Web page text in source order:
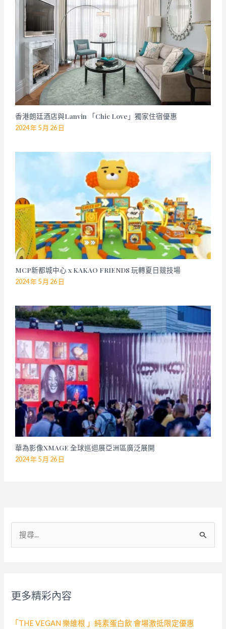
香港朗廷酒店與Lanvin 「Chic Love」獨家住宿優惠
2024 年 5 月 26 日
MCP新都城中心 x KAKAO FRIENDS 玩轉夏日競技場
2024 年 5 月 26 日
華為影像XMAGE 全球巡迴展亞洲區廣泛展開
2024 年 5 月 26 日
:
更多精彩內容
「THE VEGAN 樂維根 」純素蛋白飲 會場激抵限定優惠